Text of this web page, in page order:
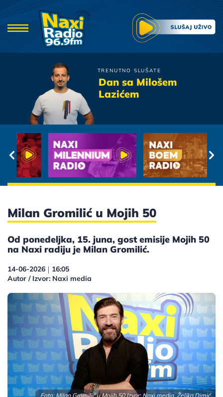
TRENUTNO SLUŠATE
Dan sa Milošem
Lazićem
Neki To Vole Vruce
Milan Gromilić u Mojih 50
Od ponedeljka, 15. juna, gost emisije Mojih 50
na Naxi radiju je Milan Gromilić.
14-06-2026 | 16:05
Autor / Izvor: Naxi media
Foto: Milan Gromilić u Mojih 50 Izvor: Naxi media, Željka Dimić